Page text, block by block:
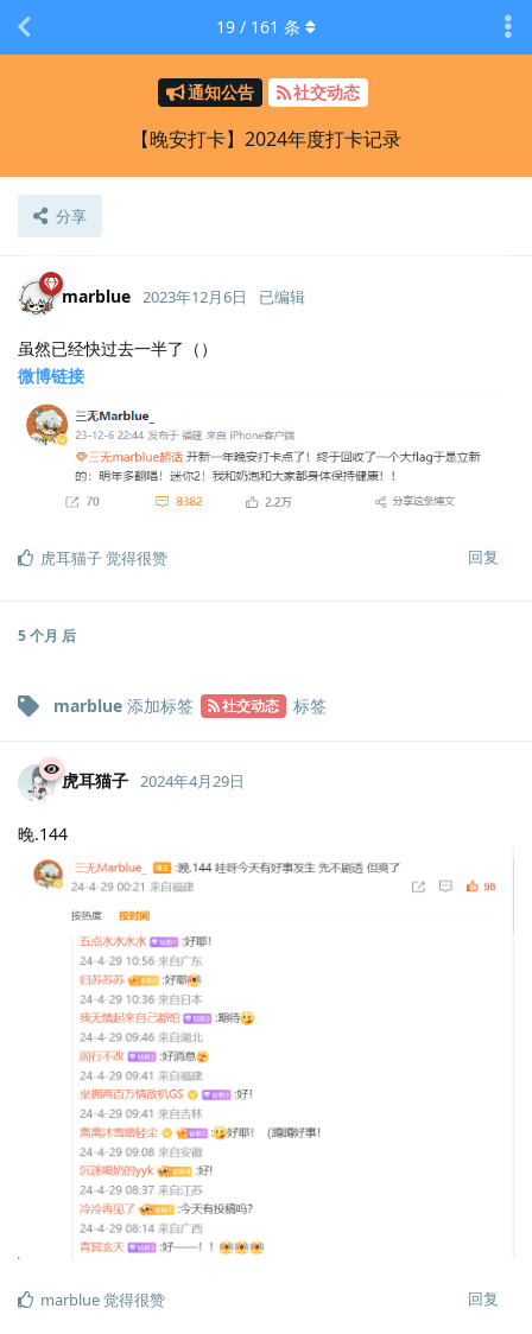
通知公告 社交动态
【晚安打卡】2024年度打卡记录
分享
19 / 161 条
marblue 2023年12月6日 已编辑
虽然已经快过去一半了（）
微博链接
回复
虎耳猫子觉得很赞
5 个月 后
marblue 添加标签 社交动态 标签
虎耳猫子 2024年4月29日
晚.144
回复
marblue觉得很赞